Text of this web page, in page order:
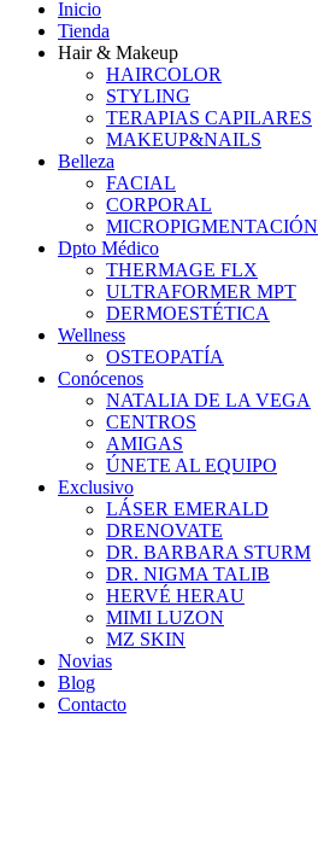
Inicio
Tienda
Hair & Makeup
HAIRCOLOR
STYLING
TERAPIAS CAPILARES
MAKEUP&NAILS
Belleza
FACIAL
CORPORAL
MICROPIGMENTACIÓN
Dpto Médico
THERMAGE FLX
ULTRAFORMER MPT
DERMOESTÉTICA
Wellness
OSTEOPATÍA
Conócenos
NATALIA DE LA VEGA
CENTROS
AMIGAS
ÚNETE AL EQUIPO
Exclusivo
LÁSER EMERALD
DRENOVATE
DR. BARBARA STURM
DR. NIGMA TALIB
HERVÉ HERAU
MIMI LUZON
MZ SKIN
Novias
Blog
Contacto